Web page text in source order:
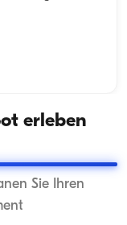
erleben
Sie Ihren